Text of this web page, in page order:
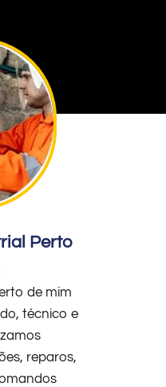
Perto
de mim
técnico e
reparos,